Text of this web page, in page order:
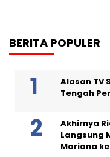
BERITA POPULER
Alasan TV
Tengah
Akhirnya
Langsung
Mariana